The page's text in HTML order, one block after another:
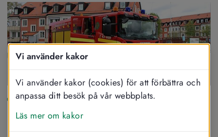
Vi använder kakor
Vi använder kakor (cookies) för att förbättra och
anpassa ditt besök på vår webbplats.
Läs mer om kakor
SKRIV UT DELA LYSSNA
Blåljusdagen lördag